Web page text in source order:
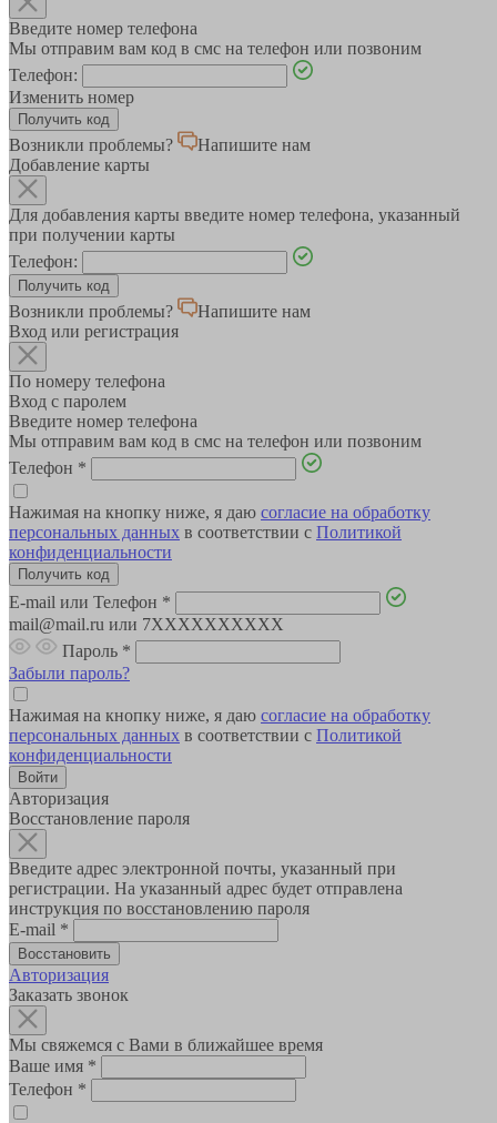
Введите номер телефона
Мы отправим вам код в смс на телефон или позвоним
Телефон:
Изменить номер
Возникли проблемы?
Напишите нам
Добавление карты
Для добавления карты введите номер телефона, указанный
при получении карты
Телефон:
Возникли проблемы?
Напишите нам
Вход или регистрация
По номеру телефона
Вход с паролем
Введите номер телефона
Мы отправим вам код в смс на телефон или позвоним
Телефон *
Нажимая на кнопку ниже, я даю согласие на обработку
персональных данных в соответствии с Политикой
конфиденциальности
E-mail или Телефон *
mail@mail.ru или 7XXXXXXXXXX
Пароль *
Забыли пароль?
Нажимая на кнопку ниже, я даю согласие на обработку
персональных данных в соответствии с Политикой
конфиденциальности
Авторизация
Восстановление пароля
Введите адрес электронной почты, указанный при
регистрации. На указанный адрес будет отправлена
инструкция по восстановлению пароля
E-mail *
Авторизация
Заказать звонок
Мы свяжемся с Вами в ближайшее время
Ваше имя *
Телефон *